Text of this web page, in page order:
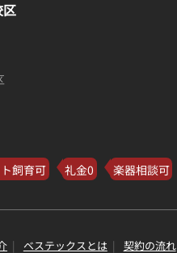
区
飼育可 礼金0 楽器相談可
ベステックスとは 契約の流れ